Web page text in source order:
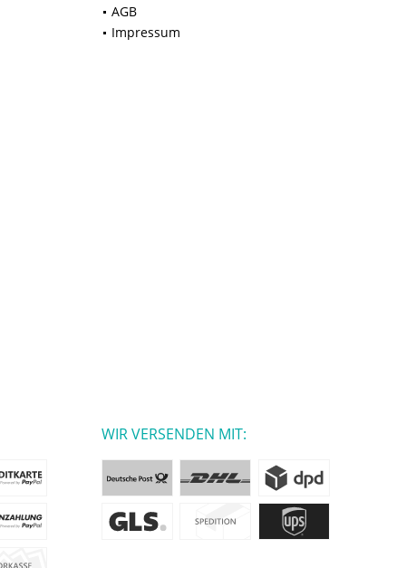
AGB
Impressum
WIR VERSENDEN MIT: